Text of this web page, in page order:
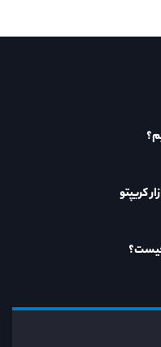
کریپتو
چیست؟